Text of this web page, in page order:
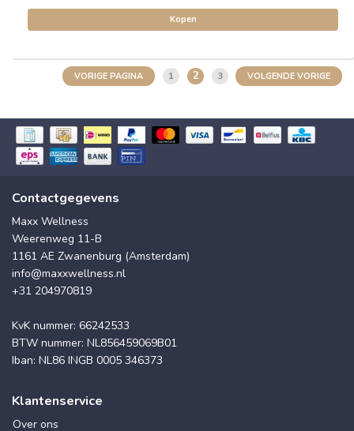
Kopen
VORIGE PAGINA 1 2 3 VOLGENDE VORIGE
Contactgegevens
Maxx Wellness
Weerenweg 11-B
1161 AE Zwanenburg (Amsterdam)
info@maxxwellness.nl
+31 204970819
KvK nummer: 66242533
BTW nummer: NL856459069B01
Iban: NL86 INGB 0005 346373
Klantenservice
Over ons